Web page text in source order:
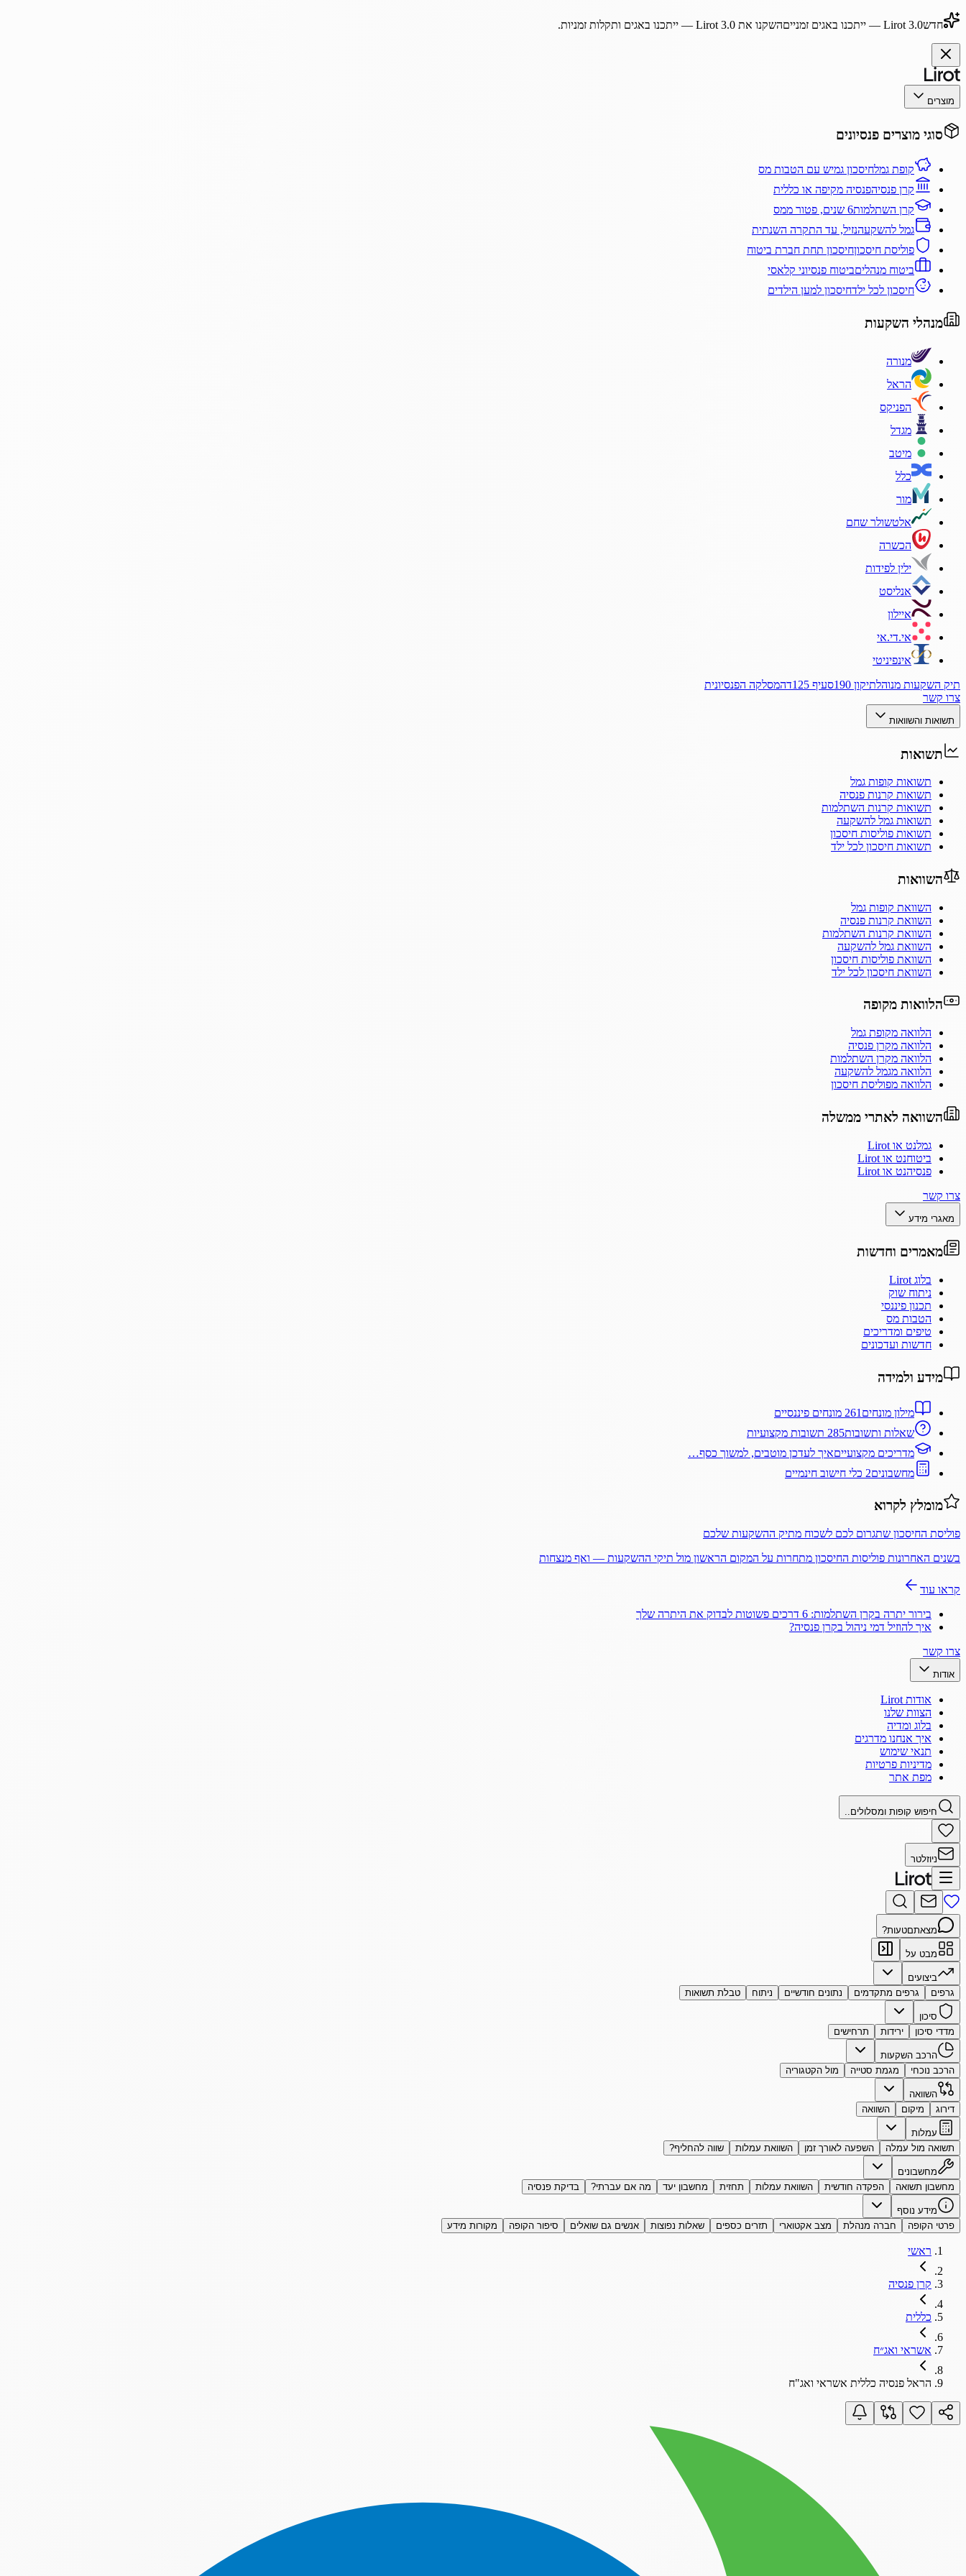
חדשLirot 3.0 — ייתכנו באגים זמנייםהשקנו את Lirot 3.0 — ייתכנו באגים ותקלות זמניות.
מוצרים
סוגי מוצרים פנסיונים
קופת גמלחיסכון גמיש עם הטבות מס
קרן פנסיהפנסיה מקיפה או כללית
קרן השתלמות6 שנים, פטור ממס
גמל להשקעהנזיל, עד התקרה השנתית
פוליסת חיסכוןחיסכון תחת חברת ביטוח
ביטוח מנהליםביטוח פנסיוני קלאסי
חיסכון לכל ילדחיסכון למען הילדים
מנהלי השקעות
מנורה
הראל
הפניקס
מגדל
מיטב
כלל
מור
אלטשולר שחם
הכשרה
ילין לפידות
אנליסט
איילון
אי.די.אי
אינפיניטי
תיק השקעות מנוהלתיקון 190 סעיף 125ד
המסלקה הפנסיונית
צרו קשר
תשואות והשוואות
תשואות
תשואות קופות גמל
תשואות קרנות פנסיה
תשואות קרנות השתלמות
תשואות גמל להשקעה
תשואות פוליסות חיסכון
תשואות חיסכון לכל ילד
השוואות
השוואת קופות גמל
השוואת קרנות פנסיה
השוואת קרנות השתלמות
השוואת גמל להשקעה
השוואת פוליסות חיסכון
השוואת חיסכון לכל ילד
הלוואות מקופה
הלוואה מקופת גמל
הלוואה מקרן פנסיה
הלוואה מקרן השתלמות
הלוואה מגמל להשקעה
הלוואה מפוליסת חיסכון
השוואה לאתרי ממשלה
גמלנט או Lirot
ביטוחנט או Lirot
פנסיהנט או Lirot
צרו קשר
מאגרי מידע
מאמרים וחדשות
בלוג Lirot
ניתוח שוק
תכנון פיננסי
הטבות מס
טיפים ומדריכים
חדשות ועדכונים
מידע ולמידה
מילון מונחים 261 מונחים פיננסיים
שאלות ותשובות285 תשובות מקצועיות
מדריכים מקצועייםאיך לעדכן מוטבים, למשוך כסף…
מחשבונים2 כלי חישוב חינמיים
מומלץ לקרוא
פוליסת החיסכון שתגרום לכם לשכוח מתיק ההשקעות שלכם
בשנים האחרונות פוליסות החיסכון מתחרות על המקום הראשון מול תיקי ההשקעות — ואף מנצחות
קראו עוד
בירור יתרה בקרן השתלמות: 6 דרכים פשוטות לבדוק את היתרה שלך
איך להוזיל דמי ניהול בקרן פנסיה?
צרו קשר
אודות
אודות Lirot
הצוות שלנו
בלוג ומדיה
איך אנחנו מדרגים
תנאי שימוש
מדיניות פרטיות
מפת אתר
חיפוש קופות ומסלולים..
ניוזלטר
מצאתםטעות?
מבט על
ביצועים
גרפים
גרפים מתקדמים נתונים חודשיים ניתוח טבלת תשואות
סיכון
מדדי סיכון
ירידות תרחישים
הרכב השקעות
הרכב נוכחי
מגמת סטייה מול הקטגוריה
השוואה
דירוג
מיקום השוואה
עמלות
תשואה מול עמלה
השפעה לאורך זמן השוואת עמלות שווה להחליף?
מחשבונים
מחשבון תשואה
הפקדה חודשית השוואת עמלות תחזית מחשבון יעד מה אם עברתי? בדיקת פנסיה
מידע נוסף
פרטי הקופה
חברה מנהלת מצב אקטוארי תזרים כספים שאלות נפוצות אנשים גם שואלים סיפור הקופה מקורות מידע
ראשי
קרן פנסיה
כללית
אשראי ואג״ח
הראל פנסיה כללית אשראי ואג"ח